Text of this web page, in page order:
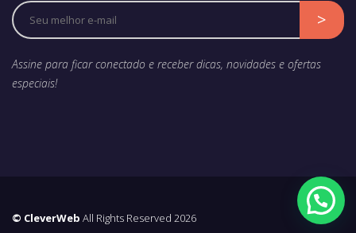
Assine para ficar conectado e receber dicas, novidades e ofertas
especiais!
© CleverWeb All Rights Reserved 2026